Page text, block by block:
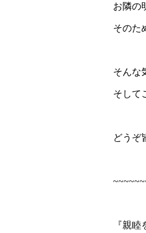
お隣の
そのた
そんな
そして
どうぞ
『親